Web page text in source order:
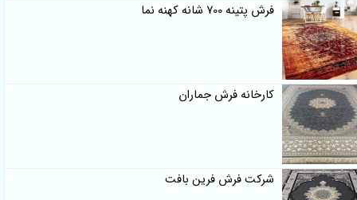
فرش پتینه 700 شانه کهنه نما
کارخانه فرش جماران
شرکت فرش فرین بافت